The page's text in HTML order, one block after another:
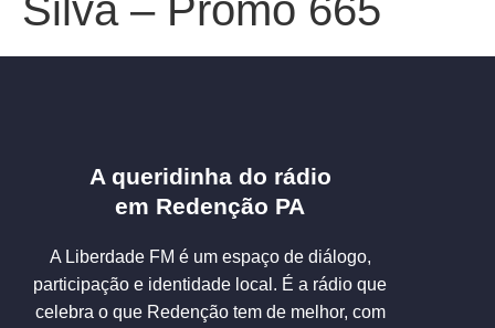
Silva – Promo 665
A queridinha do rádio
em Redenção PA
A Liberdade FM é um espaço de diálogo,
participação e identidade local. É a rádio que
celebra o que Redenção tem de melhor, com